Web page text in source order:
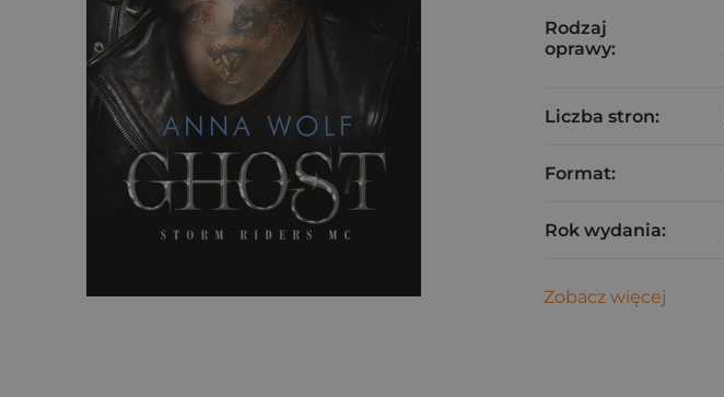
Rodzaj
oprawy:
Liczba stron:
Format:
Rok wydania:
Zobacz więcej